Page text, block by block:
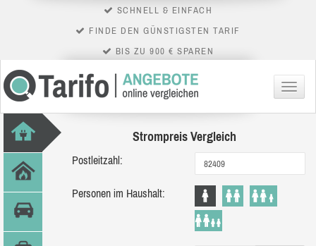
SCHNELL & EINFACH
FINDE DEN GÜNSTIGSTEN TARIF
BIS ZU 900 € SPAREN
Menü
Strompreis Vergleich
Postleitzahl:
Personen im Haushalt: